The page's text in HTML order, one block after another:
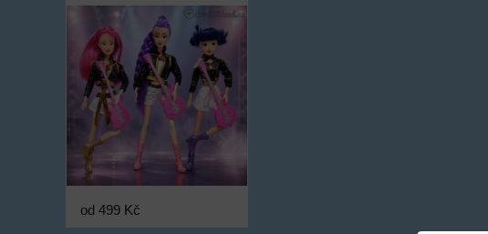
od 499 Kč